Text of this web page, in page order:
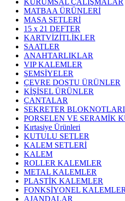
KURUMSAL ÇALIŞMALAR
MATBAA ÜRÜNLERİ
MASA SETLERİ
15 x 21 DEFTER
KARTVİZİTLİKLER
SAATLER
ANAHTARLIKLAR
VIP KALEMLER
ŞEMSİYELER
ÇEVRE DOSTU ÜRÜNLER
KİŞİSEL ÜRÜNLER
ÇANTALAR
SEKRETER BLOKNOTLARI
PORSELEN VE SERAMİK
Kırtasiye Ürünleri
KUTULU SETLER
KALEM SETLERİ
KALEM
ROLLER KALEMLER
METAL KALEMLER
PLASTİK KALEMLER
FONKSİYONEL KALEMLER
AJANDALAR